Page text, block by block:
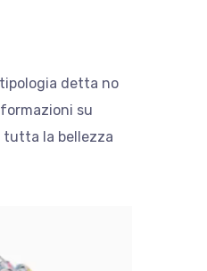
detta no
su
tutta la bellezza